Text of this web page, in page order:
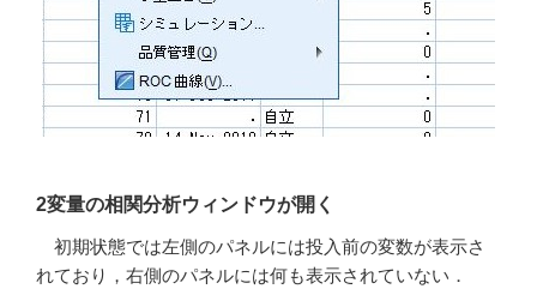
2変量の相関分析ウィンドウが開く
初期状態では左側のパネルには投入前の変数が表示さ
れており，右側のパネルには何も表示されていない．